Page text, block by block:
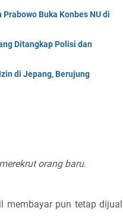
Buka Konbes NU di
Ditangkap Polisi dan
di Jepang, Berujung
orang baru.
membayar pun tetap dijual